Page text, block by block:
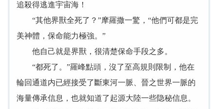
追殺得逃進宇宙海！
“其他界獸全死了？”摩羅撒一驚，“他們可都是完
美神體，保命能力極強。”
他自己就是界獸，很清楚保命手段之多。
“都死了。”羅峰點頭，沒了至高規則限制，他在
輪回通道内已經接受了斷東河一脈、晉之世界一脈的
海量傳承信息，也就知道了起源大陸一些隐秘信息。